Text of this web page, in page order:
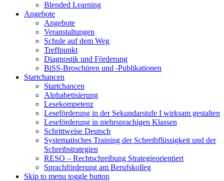
Blended Learning
Angebote
Angebote
Veranstaltungen
Schule auf dem Weg
Treffpunkt
Diagnostik und Förderung
BiSS-Broschüren und -Publikationen
Startchancen
Startchancen
Alphabetisierung
Lesekompetenz
Leseförderung in der Sekundarstufe I wirksam gestalten
Leseförderung in mehrsprachigen Klassen
Schrittweise Deutsch
Systematisches Training der Schreibflüssigkeit und der
Schreibstrategien
RESO – Rechtschreibung Strategieorientiert
Sprachförderung am Berufskolleg
Skip to menu toggle button